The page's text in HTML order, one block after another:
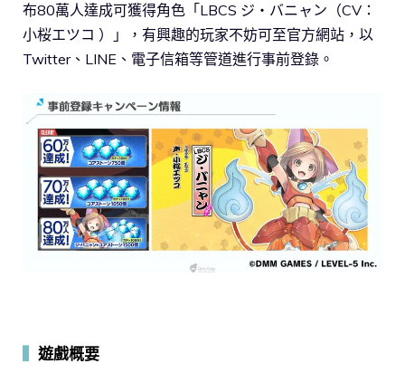
布80萬人達成可獲得角色「LBCS ジ・バニャン（CV：
小桜エツコ ）」，有興趣的玩家不妨可至官方網站，以
Twitter、LINE、電子信箱等管道進行事前登錄。
遊戲概要